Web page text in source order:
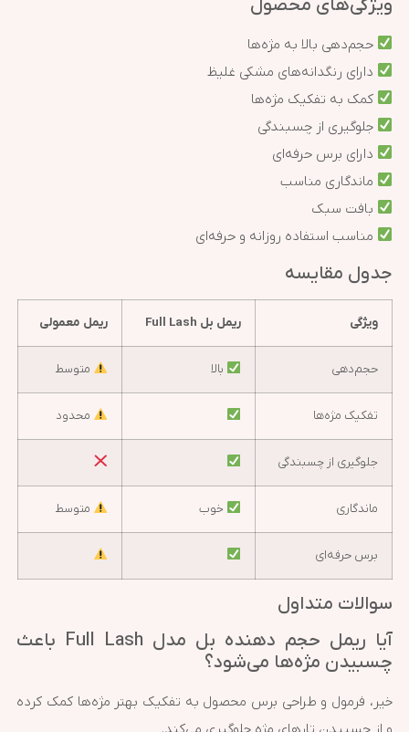
ویژگی‌های محصول
حجم‌دهی بالا به مژه‌ها
دارای رنگدانه‌های مشکی غلیظ
کمک به تفکیک مژه‌ها
جلوگیری از چسبندگی
دارای برس حرفه‌ای
ماندگاری مناسب
بافت سبک
مناسب استفاده روزانه و حرفه‌ای
جدول مقایسه
ویژگی ریمل بل Full Lash ریمل معمولی
حجم‌دهی بالا متوسط
تفکیک مژه‌ها محدود
جلوگیری از چسبندگی
ماندگاری خوب متوسط
برس حرفه‌ای
سوالات متداول
آیا ریمل حجم دهنده بل مدل Full Lash باعث
چسبیدن مژه‌ها می‌شود؟
خیر، فرمول و طراحی برس محصول به تفکیک بهتر مژه‌ها کمک کرده